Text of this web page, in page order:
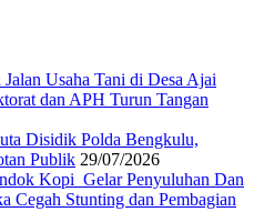
Usaha Tani di Desa Ajai
dan APH Turun Tangan
Disidik Polda Bengkulu,
Publik 29/07/2026
Kopi Gelar Penyuluhan Dan
Cegah Stunting dan Pembagian